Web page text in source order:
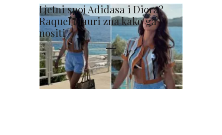
Ljetni spoj Adidasa i Diora?
Raquel Mauri zna kako ga
nositi